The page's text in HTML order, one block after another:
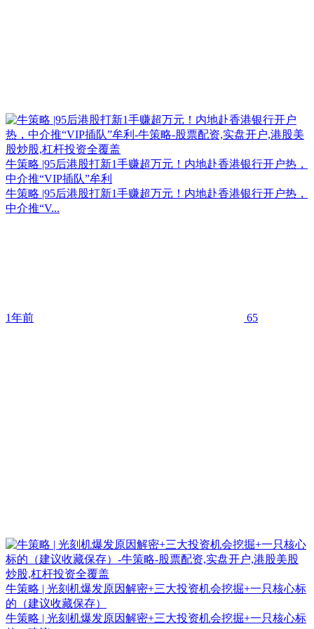
牛策略 |95后港股打新1手赚超万元！内地赴香港银行开户热，
中介推“VIP插队”牟利
牛策略 |95后港股打新1手赚超万元！内地赴香港银行开户热，
中介推“V...
1年前 65
牛策略 | 光刻机爆发原因解密+三大投资机会挖掘+一只核心标
的（建议收藏保存）
牛策略 | 光刻机爆发原因解密+三大投资机会挖掘+一只核心标